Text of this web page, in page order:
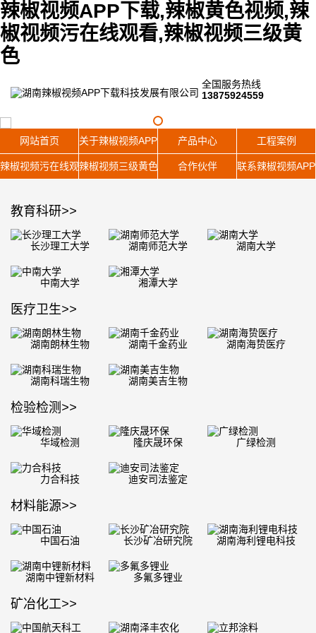
辣椒视频APP下载,辣椒黄色视频,辣
椒视频污在线观看,辣椒视频三级黄
色
全国服务热线
13875924559
网站首页 关于辣椒视频APP下载 产品中心 工程案例
辣椒视频污在线观看辣椒视频三级黄色 合作伙伴 联系辣椒视频
教育科研>>
长沙理工大学 湖南师范大学 湖南大学
中南大学 湘潭大学
医疗卫生>>
湖南朗林生物 湖南千金药业 湖南海贽医疗
湖南科瑞生物 湖南美吉生物
检验检测 >>
华域检测 隆庆晟环保 广绿检测
力合科技 迪安司法鉴定
材料能源>>
中国石油 长沙矿冶研究院 湖南海利锂电科技
湖南中锂新材料 多氟多锂业
矿冶化工>>